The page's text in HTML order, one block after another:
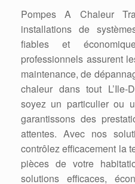
Pompes A Chaleur
installations de
fiables et
professionnels assurent
maintenance, de
chaleur dans tout L’Ile-
soyez un particulier ou
garantissons des
attentes. Avec nos
contrôlez efficacement la
pièces de votre
solutions efficaces,